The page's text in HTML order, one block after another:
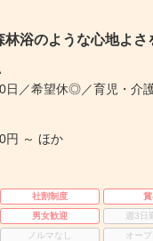
浴のような心地よさ
日／希望休◎／育児・介護
円 ～ ほか
社割制度
男女歓迎 週3日
ノルマなし オー